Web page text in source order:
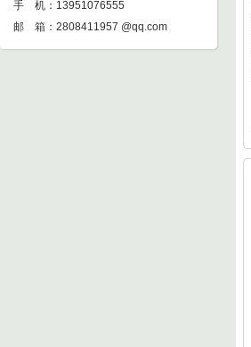
手 机：13951076555
邮 箱： 2808411957 @qq.com